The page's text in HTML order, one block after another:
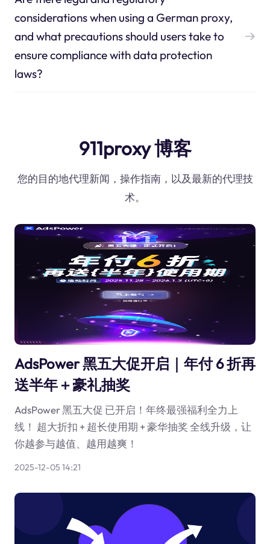
considerations when using a German proxy,
and what precautions should users take to
ensure compliance with data protection
laws?
911proxy 博客
您的目的地代理新闻，操作指南，以及最新的代理技
术。
AdsPower 黑五大促开启｜年付 6 折再
送半年＋豪礼抽奖
AdsPower 黑五大促 已开启！年终最强福利全力上
线！ 超大折扣 + 超长使用期 + 豪华抽奖 全线升级，让
你越参与越值、越用越爽！
2025-12-05 14:21